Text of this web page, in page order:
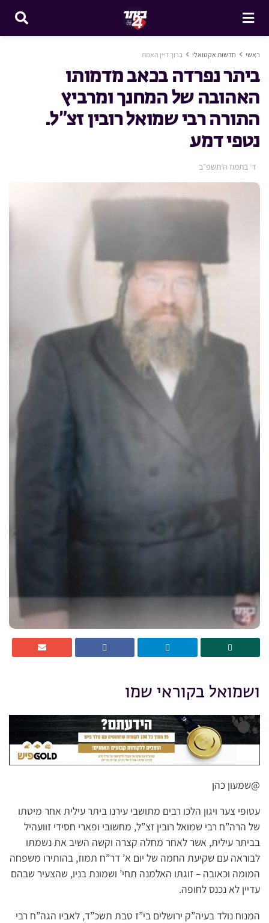
ראשי חדשות אקטואלי ברוך דיין האמת
ביתר נפרדה בכאב מדמותו
האהובה של המחנך ומרביץ
התורה רבי שמואל רובין זצ”ל.
נטפי דמע
ד׳ בתמוז ה׳תשפ״ב
ושמואל בקוראי שמו
@שמעון כהן
עטופי צער ויגון הלכו רבים מתושבי עירנו ביתר עילית אחר מיטתו
של הרה”ח רבי שמואל רובין זצ”ל, מחשובי ופארי חסידי זוועהיל
בביתר עילית, אשר לאחר מחלה קצרה וקשה השיב את נשמתו
לבוראה עם שקיעת החמה של יום א’ דר”ח תמוז, בהותירו משפחה
המומה וכאובה – זוגתו האלמנה תחי’ ושמונת בניו, שהצעיר שבהם
עדיין לא נכנס לחופה.
המנוח נולד בעיה”ק ירושלים בי”ז טבת תשכ”ד, לאביו הגה”ח רבי